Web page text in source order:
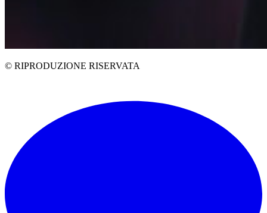
© RIPRODUZIONE RISERVATA